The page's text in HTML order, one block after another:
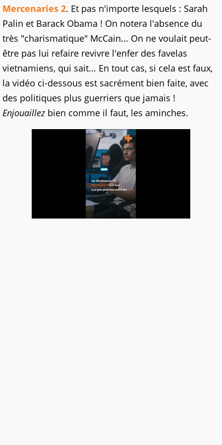
Mercenaries 2. Et pas n'importe lesquels : Sarah
Palin et Barack Obama ! On notera l'absence du
très "charismatique" McCain... On ne voulait peut-
être pas lui refaire revivre l'enfer des favelas
vietnamiens, qui sait... En tout cas, si cela est faux,
la vidéo ci-dessous est sacrément bien faite, avec
des politiques plus guerriers que jamais !
Enjouaillez bien comme il faut, les aminches.